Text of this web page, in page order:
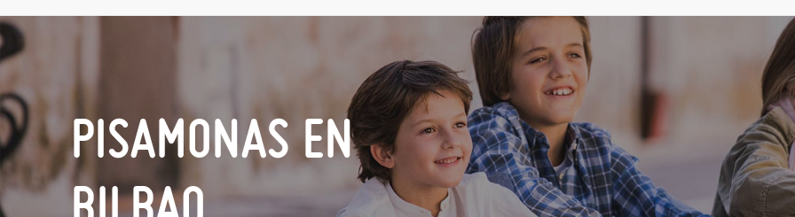
PISAMONAS EN